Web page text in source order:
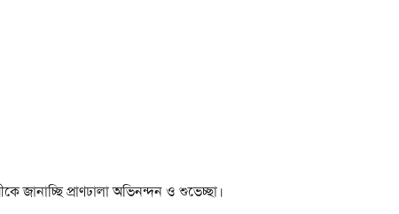
জানাচ্ছি প্রাণঢালা অভিনন্দন ও শুভেচ্ছা।